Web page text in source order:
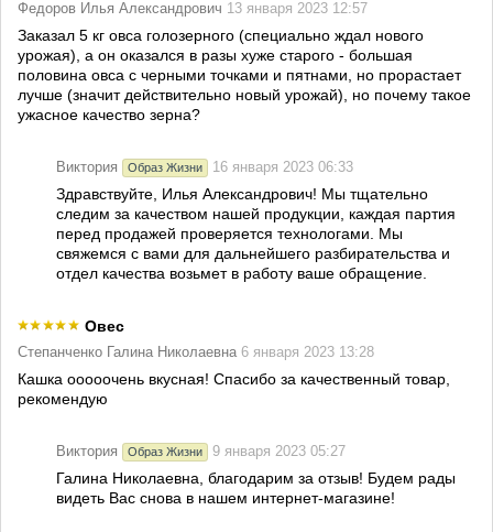
Федоров Илья Александрович 13 января 2023 12:57
Заказал 5 кг овса голозерного (специально ждал нового
урожая), а он оказался в разы хуже старого - большая
половина овса с черными точками и пятнами, но прорастает
лучше (значит действительно новый урожай), но почему такое
ужасное качество зерна?
Виктория Образ Жизни 16 января 2023 06:33
Здравствуйте, Илья Александрович! Мы тщательно
следим за качеством нашей продукции, каждая партия
перед продажей проверяется технологами. Мы
свяжемся с вами для дальнейшего разбирательства и
отдел качества возьмет в работу ваше обращение.
Овес
Степанченко Галина Николаевна 6 января 2023 13:28
Кашка ооооочень вкусная! Спасибо за качественный товар,
рекомендую
Виктория Образ Жизни 9 января 2023 05:27
Галина Николаевна, благодарим за отзыв! Будем рады
видеть Вас снова в нашем интернет-магазине!